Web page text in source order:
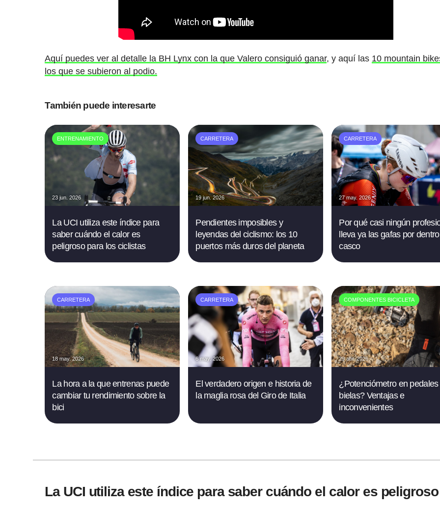
Aquí puedes ver al detalle la BH Lynx con la que Valero consiguió ganar, y aquí las 10 mountain
los que se subieron al podio.
También puede interesarte
ENTRENAMIENTO
23 jun. 2026
La UCI utiliza este índice para
saber cuándo el calor es
peligroso para los ciclistas
CARRETERA
19 jun. 2026
Pendientes imposibles y
leyendas del ciclismo: los 10
puertos más duros del planeta
CARRETERA
27 may. 2026
Por qué casi ningún
lleva ya las gafas por
casco
CARRETERA
18 may. 2026
La hora a la que entrenas puede
cambiar tu rendimiento sobre la
bici
CARRETERA
6 may. 2026
El verdadero origen e historia de
la maglia rosa del Giro de Italia
COMPONENTES BICICLETA
29 abr. 2026
¿Potenciómetro en pedales
bielas? Ventajas e
inconvenientes
La UCI utiliza este índice para saber cuándo el calor es